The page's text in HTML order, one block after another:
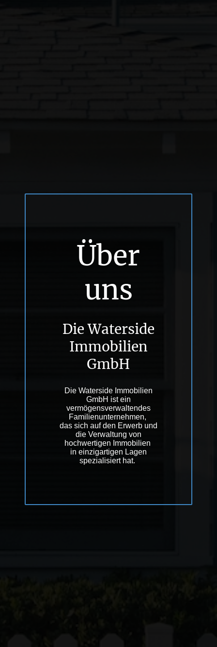
Über
uns
Die Waterside
Immobilien
GmbH
Die Waterside Immobilien
GmbH ist ein
vermögensverwaltendes
Familienunternehmen,
das sich auf den Erwerb und
die Verwaltung von
hochwertigen Immobilien
in einzigartigen Lagen
spezialisiert hat.